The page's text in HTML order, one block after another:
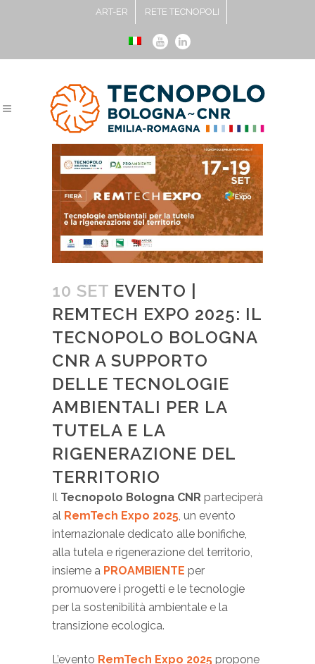
ART-ER RETE TECNOPOLI
10 SET EVENTO |
REMTECH EXPO 2025: IL
TECNOPOLO BOLOGNA
CNR A SUPPORTO
DELLE TECNOLOGIE
AMBIENTALI PER LA
TUTELA E LA
RIGENERAZIONE DEL
TERRITORIO
Il Tecnopolo Bologna CNR parteciperà
al RemTech Expo 2025 , un evento
internazionale dedicato alle bonifiche,
alla tutela e rigenerazione del territorio,
insieme a PROAMBIENTE per
promuovere i progetti e le tecnologie
per la sostenibilità ambientale e la
transizione ecologica.
L’evento RemTech Expo 2025 propone